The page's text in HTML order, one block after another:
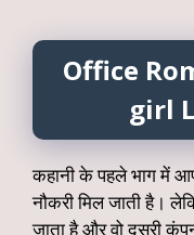
Office
girl
कहानी के पहले भाग में
नौकरी मिल जाती है।
जाता है और वो दूसरी